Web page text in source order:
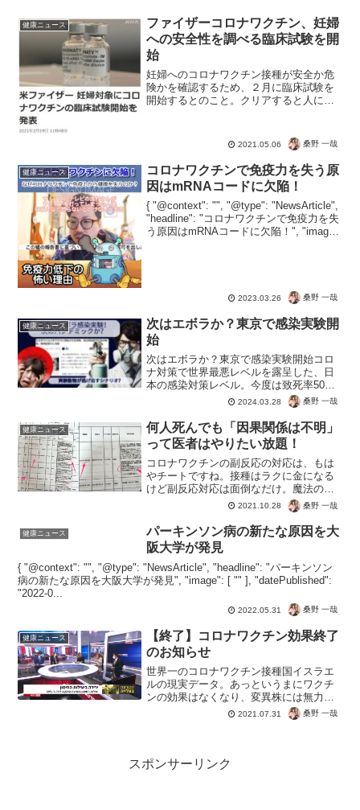
健康ニュース
ファイザーコロナワクチン、妊婦
への安全性を調べる臨床試験を開
始
妊婦へのコロナワクチン接種が安全か危
険かを確認するため、２月に臨床試験を
開始するとのこと。クリアすると人に接
接種しても大丈夫という安全性が証明さ
れるかもしれません。...
2021.05.06 桑野 一哉
健康ニュース
コロナワクチンで免疫力を失う原
因はmRNAコードに欠陥！
{ "@context": "", "@type": "NewsArticle",
"headline": "コロナワクチンで免疫力を失
う原因はmRNAコードに欠陥！", "image":
2023.03.26 桑野 一哉
健康ニュース
次はエボラか？東京で感染実験開
始
次はエボラか？東京で感染実験開始コロ
ナ対策で世界最悪レベルを露呈した、日
本の感染対策レベル。今度は致死率50%
を越えるエボラウイルス（存在証明な
し）を感染させる実験を開始。しかもネ
ズミを使い東京でということは、コロナ
の武漢パターン。動物が逃...
2024.03.28 桑野 一哉
健康ニュース
何人死んでも「因果関係は不明」
って医者はやりたい放題！
コロナワクチンの副反応の対応は、もは
やチートですね。接種はラクに金になる
けど副反応対応は面倒なだけ。魔法の呪
文「因果関係は不明」♪もちろん同意書に
サインをさせているので、何が起きても
患者側が自分で選択したので自己責任。
副反応の治療費は自腹で...
2021.10.28 桑野 一哉
健康ニュース
パーキンソン病の新たな原因を大
阪大学が発見
{ "@context": "", "@type": "NewsArticle", "headline": "パーキンソン
病の新たな原因を大阪大学が発見", "image": [ "" ], "datePublished":
"2022-0...
2022.05.31 桑野 一哉
健康ニュース
【終了】コロナワクチン効果終了
のお知らせ
世界一のコロナワクチン接種国イスラエ
ルの現実データ。あっというまにワクチ
ンの効果はなくなり、変異株には無力。
つまりワクチンを接種してもメリットは
ナシｗこれから接種する？え？なんのた
2021.07.31 桑野 一哉
スポンサーリンク